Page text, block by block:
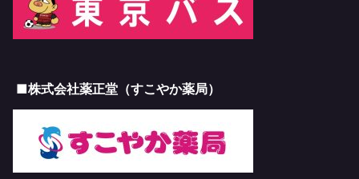
■株式会社薬正堂（すこやか薬局）